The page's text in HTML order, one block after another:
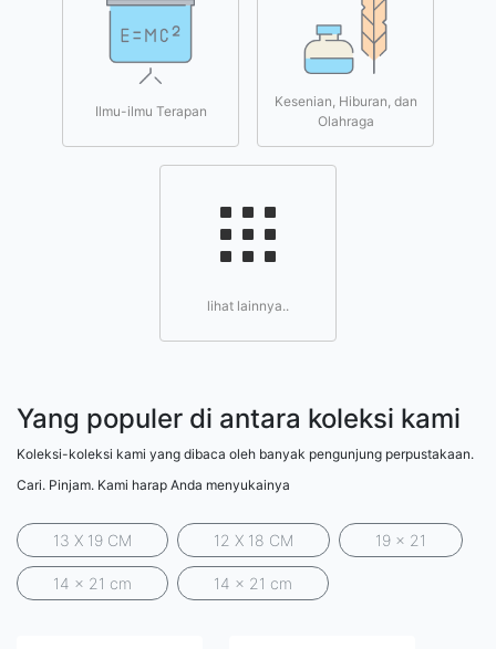
Ilmu-ilmu Terapan
Kesenian, Hiburan, dan
Olahraga
lihat lainnya..
Yang populer di antara koleksi kami
Koleksi-koleksi kami yang dibaca oleh banyak pengunjung perpustakaan.
Cari. Pinjam. Kami harap Anda menyukainya
13 X 19 CM 12 X 18 CM 19 x 21
14 x 21 cm 14 x 21 cm